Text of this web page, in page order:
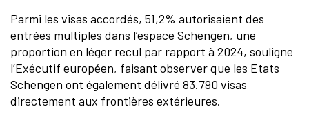
Parmi les visas accordés, 51,2% autorisaient des
entrées multiples dans l’espace Schengen, une
proportion en léger recul par rapport à 2024, souligne
l’Exécutif européen, faisant observer que les Etats
Schengen ont également délivré 83.790 visas
directement aux frontières extérieures.